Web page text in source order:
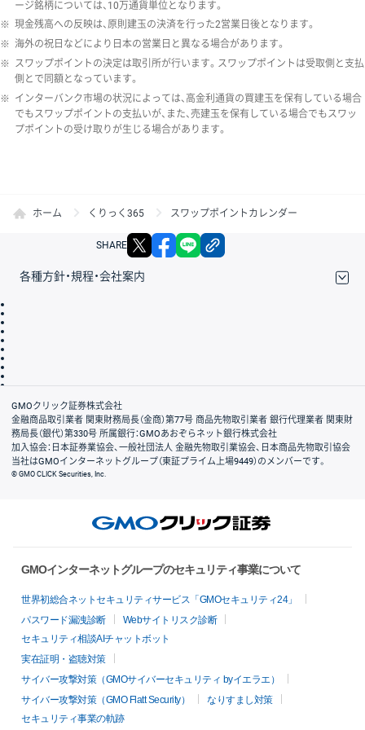
ージ銘柄については、10万通貨単位となります。
※ 現金残高への反映は、原則建玉の決済を行った2営業日後となります。
※ 海外の祝日などにより日本の営業日と異なる場合があります。
※ スワップポイントの決定は取引所が行います。スワップポイントは受取側と支払
側とで同額となっています。
※ インターバンク市場の状況によっては、高金利通貨の買建玉を保有している場合
でもスワップポイントの支払いが、また、売建玉を保有している場合でもスワッ
プポイントの受け取りが生じる場合があります。
ホーム くりっく365 スワップポイントカレンダー
SHARE X facebook
各種方針・規程・会社案内
会社案内
GMOクリック証券株式会社
金融商品取引業者 関東財務局長（金商）第77号 商品先物取引業者 銀行代理業者 関東財
務局長（銀代）第330号 所属銀行：GMOあおぞらネット銀行株式会社
加入協会：日本証券業協会、一般社団法人 金融先物取引業協会、日本商品先物取引協会
当社はGMOインターネットグループ（東証プライム上場9449）のメンバーです。
© GMO CLICK Securities, Inc.
GMOインターネットグループのセキュリティ事業について
世界初総合ネットセキュリティサービス「GMOセキュリティ24」
パスワード漏洩診断
Webサイトリスク診断
セキュリティ相談AIチャットボット
実在証明・盗聴対策
サイバー攻撃対策（GMOサイバーセキュリティ byイエラエ）
サイバー攻撃対策（GMO Flatt Security）
なりすまし対策
セキュリティ事業の軌跡